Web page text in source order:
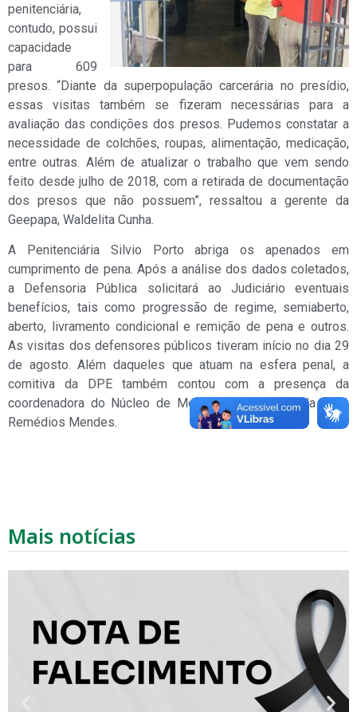
penitenciária,
contudo, possui
capacidade
para 609
presos. “Diante da superpopulação carcerária no presídio,
essas visitas também se fizeram necessárias para a
avaliação das condições dos presos. Pudemos constatar a
necessidade de colchões, roupas, alimentação, medicação,
entre outras. Além de atualizar o trabalho que vem sendo
feito desde julho de 2018, com a retirada de documentação
dos presos que não possuem”, ressaltou a gerente da
Geepapa, Waldelita Cunha.
A Penitenciária Silvio Porto abriga os apenados em
cumprimento de pena. Após a análise dos dados coletados,
a Defensoria Pública solicitará ao Judiciário eventuais
benefícios, tais como progressão de regime, semiaberto,
aberto, livramento condicional e remição de pena e outros.
As visitas dos defensores públicos tiveram início no dia 29
de agosto. Além daqueles que atuam na esfera penal, a
comitiva da DPE também contou com a presença da
coordenadora do Núcleo de Mediação em Saúde da DPE,
Remédios Mendes.
Mais notícias